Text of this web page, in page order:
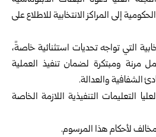
إلى المراكز الانتخابية للاطلاع على
التي تواجه تحديات استثنائية خاصةً،
مرنة ومبتكرة لضمان تنفيذ العملية
الشفافية والعدالة.
التعليمات التنفيذية اللازمة الخاصة
لأحكام هذا المرسوم.